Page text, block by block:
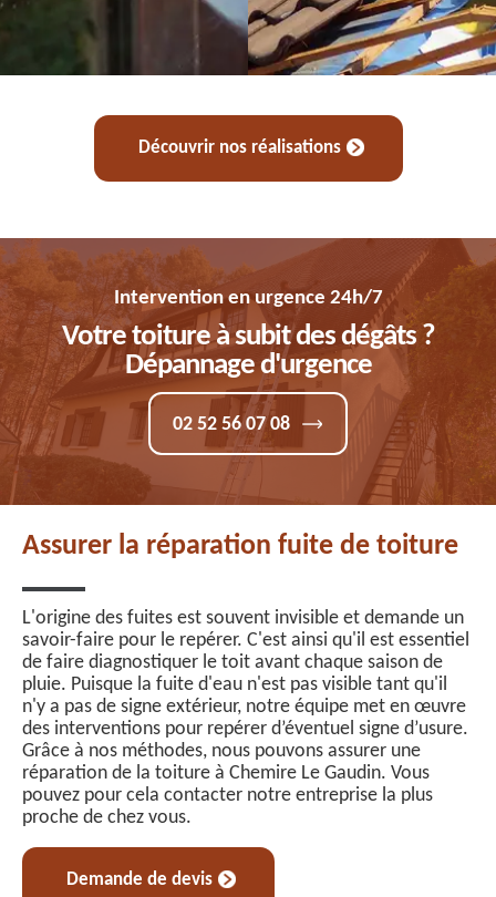
Découvrir nos réalisations
Intervention en urgence 24h/7
Votre toiture à subit des dégâts ?
Dépannage d'urgence
02 52 56 07 08
Assurer la réparation fuite de toiture
L'origine des fuites est souvent invisible et demande un
savoir-faire pour le repérer. C'est ainsi qu'il est essentiel
de faire diagnostiquer le toit avant chaque saison de
pluie. Puisque la fuite d'eau n'est pas visible tant qu'il
n'y a pas de signe extérieur, notre équipe met en œuvre
des interventions pour repérer d’éventuel signe d’usure.
Grâce à nos méthodes, nous pouvons assurer une
réparation de la toiture à Chemire Le Gaudin. Vous
pouvez pour cela contacter notre entreprise la plus
proche de chez vous.
Demande de devis